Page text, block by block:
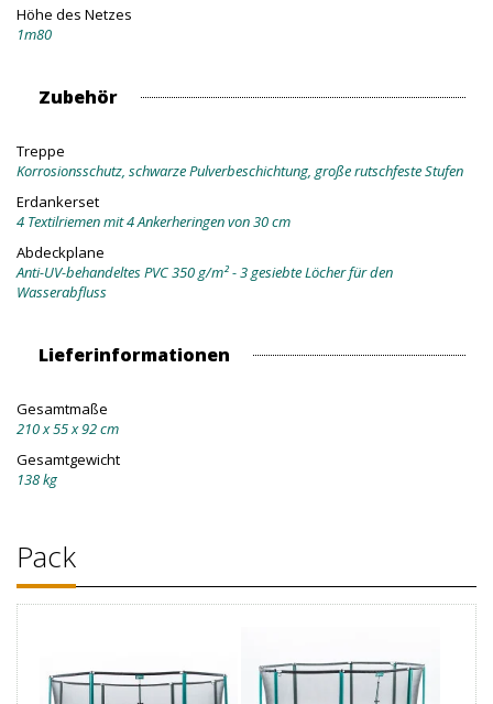
Höhe des Netzes
1m80
Zubehör
Treppe
Korrosionsschutz, schwarze Pulverbeschichtung, große rutschfeste Stufen
Erdankerset
4 Textilriemen mit 4 Ankerheringen von 30 cm
Abdeckplane
Anti-UV-behandeltes PVC 350 g/m² - 3 gesiebte Löcher für den
Wasserabfluss
Lieferinformationen
Gesamtmaße
210 x 55 x 92 cm
Gesamtgewicht
138 kg
Pack